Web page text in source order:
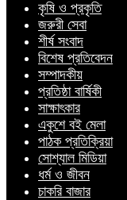
কৃষি ও প্রকৃতি
জরুরী সেবা
শীর্ষ সংবাদ
বিশেষ প্রতিবেদন
সম্পাদকীয়
প্রতিষ্ঠা বার্ষিকী
সাক্ষাৎকার
একুশে বই মেলা
পাঠক প্রতিক্রিয়া
সোশ্যাল মিডিয়া
ধর্ম ও জীবন
চাকরি বাজার